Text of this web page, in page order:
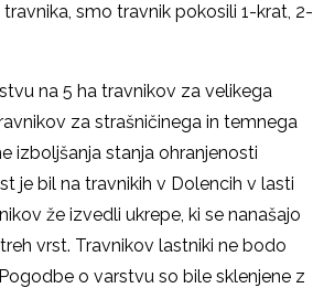
smo travnik pokosili 1-krat, 2-
na 5 ha travnikov za velikega
za strašničinega in temnega
izboljšanja stanja ohranjenosti
je bil na travnikih v Dolencih v lasti
že izvedli ukrepe, ki se nanašajo
vrst. Travnikov lastniki ne bodo
o varstvu so bile sklenjene z